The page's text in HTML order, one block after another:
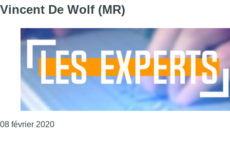
Vincent De Wolf (MR)
08 février 2020Consulter l'article "Les Experts – Fadila